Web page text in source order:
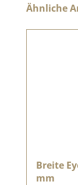
Ähnliche
Breite
mm